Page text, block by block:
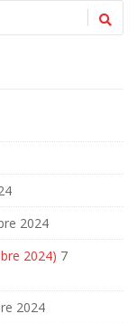
2024
2024) 7
2024